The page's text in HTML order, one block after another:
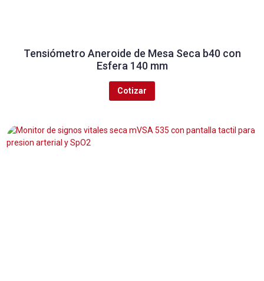
Tensiómetro Aneroide de Mesa Seca b40 con
Esfera 140 mm
Cotizar